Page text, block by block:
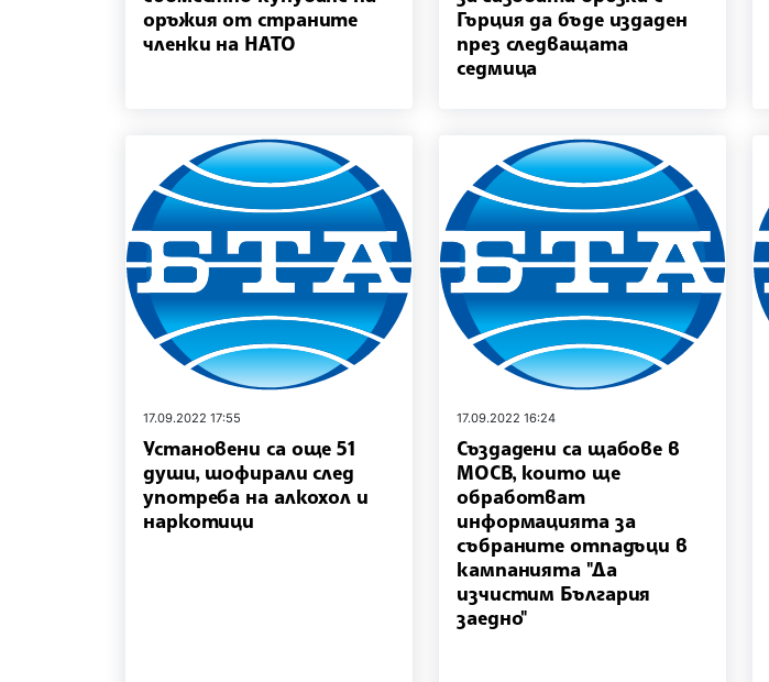
оръжия от страните
членки на НАТО
Гърция да бъде издаден
през следващата
седмица
17.09.2022 17:55
Установени са още 51
души, шофирали след
употреба на алкохол и
наркотици
17.09.2022 16:24
Създадени са щабове в
МОСВ, които ще
обработват
информацията за
събраните отпадъци в
кампанията "Да
изчистим България
заедно"